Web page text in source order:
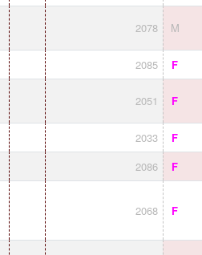
2078 M
2085 F
2051 F
2033
F
2086 F
2068 F